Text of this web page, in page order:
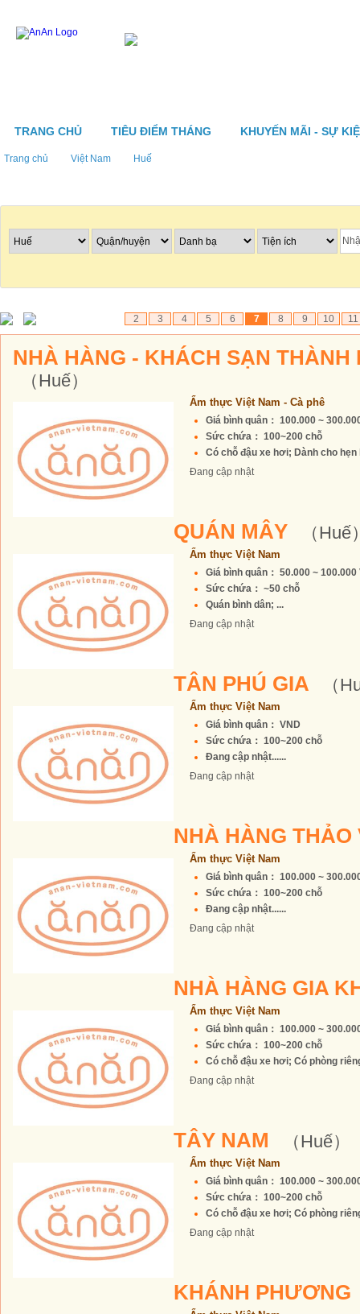
TRANG CHỦ TIÊU ĐIỂM THÁNG KHUYẾN MÃI - SỰ
Trang chủ Việt Nam Huế
2 3 4 5 6 7 8 9 10 11
NHÀ HÀNG - KHÁCH SẠN THÀNH
（Huế）
Ẩm thực Việt Nam - Cà phê
Giá bình quân： 100.000 ~
Sức chứa： 100~200 chỗ
Có chỗ đậu xe hơi; Dành cho hẹn
Đang cập nhật
QUÁN MÂY （Huế
Ẩm thực Việt Nam
Giá bình quân： 50.000 ~ 100.000
Sức chứa： ~50 chỗ
Quán bình dân; ...
Đang cập nhật
TÂN PHÚ GIA （
Ẩm thực Việt Nam
Giá bình quân： VND
Sức chứa： 100~200 chỗ
Đang cập nhật......
Đang cập nhật
NHÀ HÀNG
Ẩm thực Việt Nam
Giá bình quân： 100.000 ~
Sức chứa： 100~200 chỗ
Đang cập nhật......
Đang cập nhật
NHÀ HÀNG GIA
Ẩm thực Việt Nam
Giá bình quân： 100.000 ~
Sức chứa： 100~200 chỗ
Có chỗ đậu xe hơi; Có phòng
Đang cập nhật
TÂY NAM （Huế）
Ẩm thực Việt Nam
Giá bình quân： 100.000 ~
Sức chứa： 100~200 chỗ
Có chỗ đậu xe hơi; Có phòng
Đang cập nhật
KHÁNH PHƯƠNG